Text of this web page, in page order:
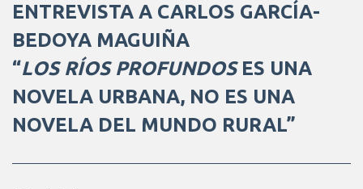
ENTREVISTA A CARLOS GARCÍA-
BEDOYA MAGUIÑA
“LOS RÍOS PROFUNDOSES UNA
NOVELA URBANA, NO ES UNA
NOVELA DEL MUNDO RURAL”